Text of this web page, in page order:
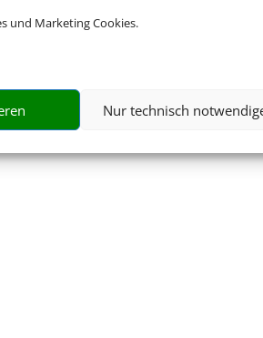
und Marketing Cookies.
Nur technisch